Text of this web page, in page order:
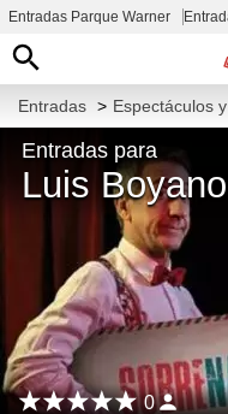
Entradas Parque Warner
Entradas > Espectáculos
Entradas para
Luis Boyano
0